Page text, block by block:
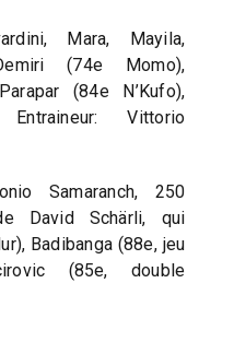
Mara, Mayila,
(74e Momo),
(84e N’Kufo),
Vittorio
Samaranch, 250
David Schärli, qui
Badibanga (88e, jeu
(85e, double